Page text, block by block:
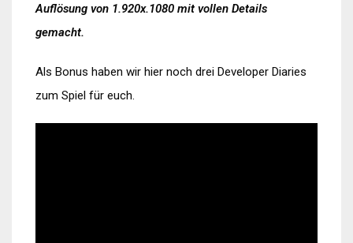
Auflösung von 1.920x.1080 mit vollen Details
gemacht.
Als Bonus haben wir hier noch drei Developer Diaries
zum Spiel für euch.